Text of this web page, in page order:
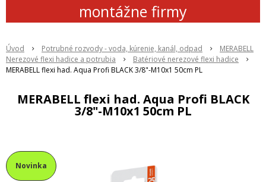
montážne firmy
Úvod Potrubné rozvody - voda, kúrenie, kanál, odpad
MERABELL
Nerezové flexi hadice a potrubia
Batériové nerezové flexi hadice
MERABELL flexi had. Aqua Profi BLACK 3/8"-M10x1 50cm PL
MERABELL flexi had. Aqua Profi BLACK
3/8"-M10x1 50cm PL
Novinka